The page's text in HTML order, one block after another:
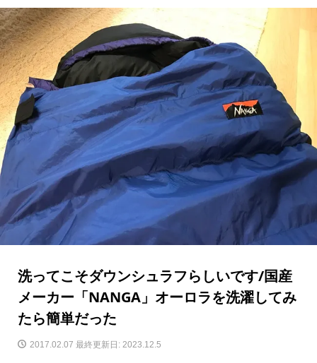
洗ってこそダウンシュラフらしいです/国産
メーカー「NANGA」オーロラを洗濯してみ
たら簡単だった
2017.02.07 最終更新日: 2023.12.5